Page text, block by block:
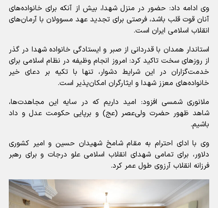
وی ادامه داد: حضور در منزل شهدا، بیش از آنکه برای خانواده‌های
آنان قوت قلب باشد، فرصتی برای تجدید عهد مسوولان با آرمان‌های
انقلاب اسلامی ایران است.
استاندار همدان با قدردانی از صبر و ایستادگی خانواده شهدا در گذر
از روزهای سخت تاکید کرد: امروز انجام وظیفه در نظام اسلامی برای
خدمت‌گزاران در این شرایط دشوار، تنها با تکیه بر دعای خیر
خانواده‌های معزز شهدا و ایثارگران امکان‌پذیر است.
ملانوری شمسی افزود: امید داریم که در سایه این مجاهدت‌ها،
شاهد ظهور حضرت ولی‌عصر (عج) و برپایی حکومت عدل و داد
باشیم.
وی با ادای احترام به مقام شامخ شهیدان حسین و امیر کشوری
دلاور، برای تمامی شهدای انقلاب اسلامی علو درجات و برای رهبر
فرزانه انقلاب آرزوی طول عمر کرد.